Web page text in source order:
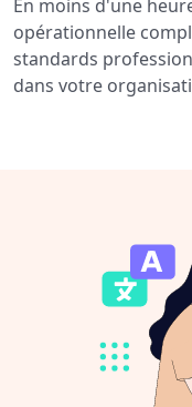
En moins d'une
opérationnelle
standards
dans votre